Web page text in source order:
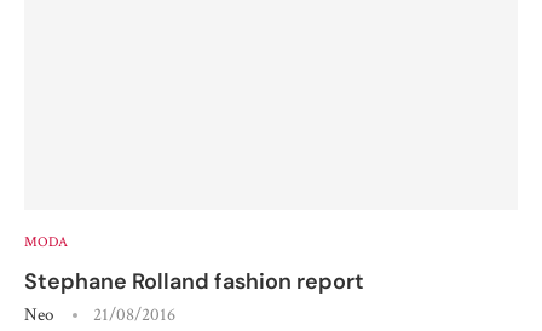
MODA
Stephane Rolland fashion report
Neo 21/08/2016